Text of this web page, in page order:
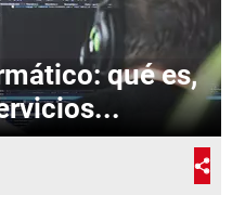
qué es,